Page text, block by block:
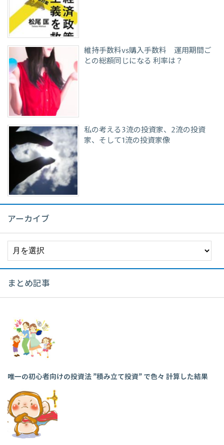
維持手数料vs購入手数料 運用期間ご
との総額同じになる 利率は？
私の考える3流の投資家、2流の投資
家、そして1流の投資家像
アーカイブ
まとめ記事
唯一の初心者向けの投資法 ”積み立て投資” で色々 計算した結果